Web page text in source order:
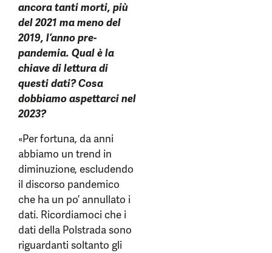
ancora tanti morti, più
del 2021 ma meno del
2019, l’anno pre-
pandemia. Qual è la
chiave di lettura di
questi dati?Cosa
dobbiamo aspettarci nel
2023?
«Per fortuna, da anni
abbiamo un trend in
diminuzione, escludendo
il discorso pandemico
che ha un po’ annullato i
dati. Ricordiamoci che i
dati della Polstrada sono
riguardanti soltanto gli